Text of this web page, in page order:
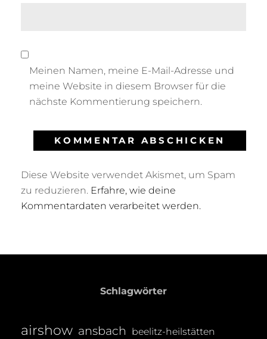
Meinen Namen, meine E-Mail-Adresse und
meine Website in diesem Browser für die
nächste Kommentierung speichern.
Diese Website verwendet Akismet, um Spam
zu reduzieren. Erfahre, wie deine
Kommentardaten verarbeitet werden.
Schlagwörter
airshow ansbach beelitz-heilstätten